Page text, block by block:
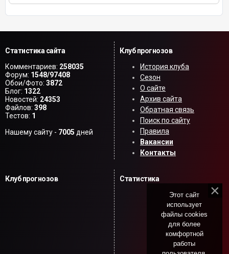
Статистика сайта
Комментариев: 258035
Форум: 1548/97408
Обои/Фото: 3872
Блог: 1322
Новостей: 24353
Файлов: 398
Тестов: 1
Нашему сайту - 7005 дней
Клуб прогнозов
История клуба
Сезон
О сайте
Архив сайта
Обратная связь
Поиск по сайту
Правила
Вакансии
Контакты
Клуб прогнозов Статистика
Этот сайт
использует
файлы cookies
для более
комфортной
работы